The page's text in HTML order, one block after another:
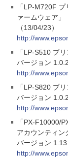
「LP-M720F
ァームウェア」
（13/04/23）
http://
「LP-S510 プ
バージョン
http://
「LP-S820 プ
バージョン
http://
「PX-F10000/
アカウンティン
バージョン 1.13
http://